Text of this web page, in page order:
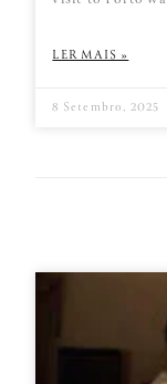
LER MAIS »
8 Setembro, 2025